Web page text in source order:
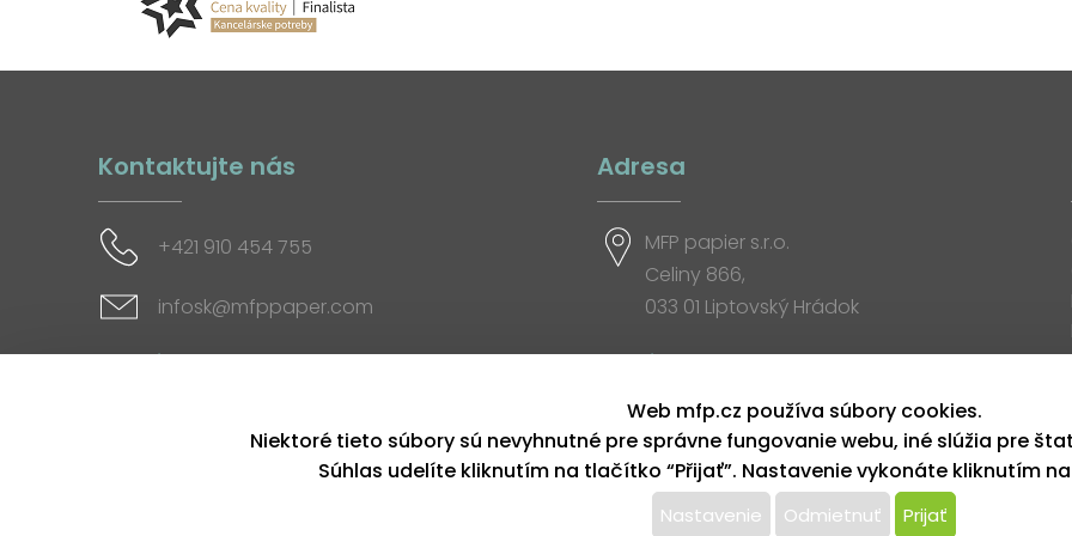
Kontaktujte nás
+421 910 454 755
infosk@mfppaper.com
Sociálne siete
Adresa
MFP papier s.r.o.
Celiny 866,
033 01 Liptovský Hrádok
Otváracia doba
Web mfp.cz používa súbory cookies.
Niektoré tieto súbory sú nevyhnutné pre správne fungovanie webu, iné slúžia pre
Súhlas udelíte kliknutím na tlačítko “Přijať”. Nastavenie vykonáte kliknutím
Nastavenie Odmietnuť Prijať